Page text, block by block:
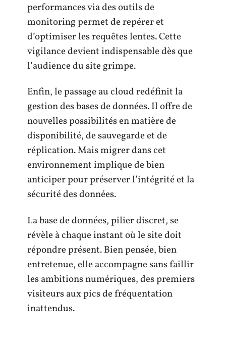
performances via des outils de
monitoring permet de repérer et
d’optimiser les requêtes lentes. Cette
vigilance devient indispensable dès que
l’audience du site grimpe.
Enfin, le passage au cloud redéfinit la
gestion des bases de données. Il offre de
nouvelles possibilités en matière de
disponibilité, de sauvegarde et de
réplication. Mais migrer dans cet
environnement implique de bien
anticiper pour préserver l’intégrité et la
sécurité des données.
La base de données, pilier discret, se
révèle à chaque instant où le site doit
répondre présent. Bien pensée, bien
entretenue, elle accompagne sans faillir
les ambitions numériques, des premiers
visiteurs aux pics de fréquentation
inattendus.